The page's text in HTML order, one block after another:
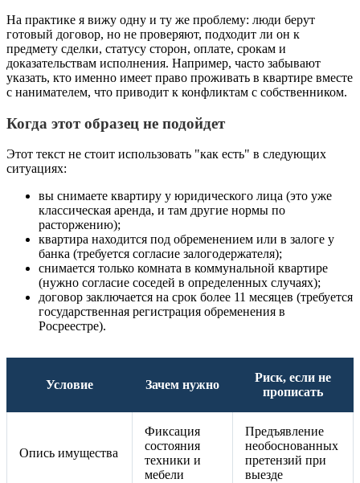
На практике я вижу одну и ту же проблему: люди берут
готовый договор, но не проверяют, подходит ли он к
предмету сделки, статусу сторон, оплате, срокам и
доказательствам исполнения. Например, часто забывают
указать, кто именно имеет право проживать в квартире вместе
с нанимателем, что приводит к конфликтам с собственником.
Когда этот образец не подойдет
Этот текст не стоит использовать "как есть" в следующих
ситуациях:
вы снимаете квартиру у юридического лица (это уже
классическая аренда, и там другие нормы по
расторжению);
квартира находится под обременением или в залоге у
банка (требуется согласие залогодержателя);
снимается только комната в коммунальной квартире
(нужно согласие соседей в определенных случаях);
договор заключается на срок более 11 месяцев (требуется
государственная регистрация обременения в
Росреестре).
Условие Зачем нужно
Риск, если не
прописать
Опись имущества
Фиксация
состояния
техники и
мебели
Предъявление
необоснованных
претензий при
выезде